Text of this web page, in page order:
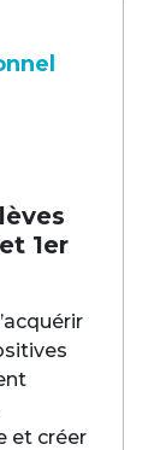
1er
et créer